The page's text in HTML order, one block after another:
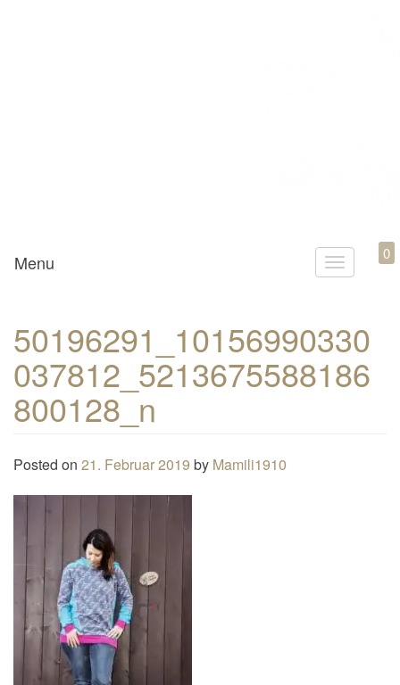
Mamili1910
T
g
l
e
Menu 0
50196291_10156990330
037812_5213675588186
800128_n
Posted on 21. Februar 2019 by Mamili1910